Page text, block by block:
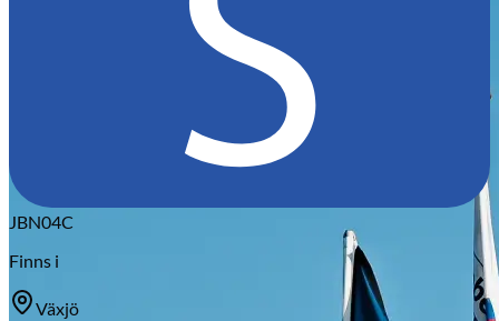
JBN04C
Finns i
Växjö